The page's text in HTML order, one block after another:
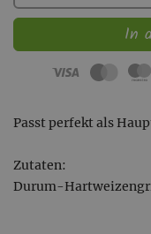
Sie
Menge
In
Passt perfekt als
Zutaten:
Durum-